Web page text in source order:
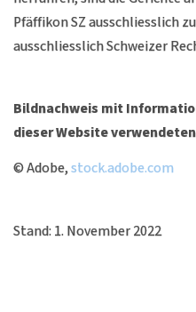
Pfäffikon SZ ausschliesslich
ausschliesslich Schweizer
Bildnachweis mit
dieser Website
© Adobe,stock.adobe.com
Stand: 1. November 2022